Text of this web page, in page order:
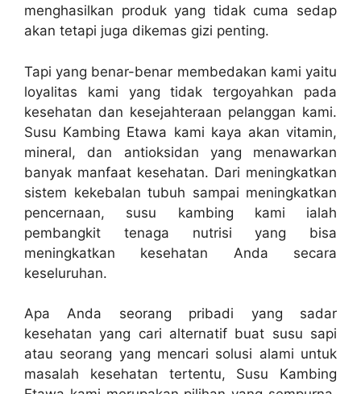
menghasilkan produk yang tidak cuma sedap
akan tetapi juga dikemas gizi penting.
Tapi yang benar-benar membedakan kami yaitu
loyalitas kami yang tidak tergoyahkan pada
kesehatan dan kesejahteraan pelanggan kami.
Susu Kambing Etawa kami kaya akan vitamin,
mineral, dan antioksidan yang menawarkan
banyak manfaat kesehatan. Dari meningkatkan
sistem kekebalan tubuh sampai meningkatkan
pencernaan, susu kambing kami ialah
pembangkit tenaga nutrisi yang bisa
meningkatkan kesehatan Anda secara
keseluruhan.
Apa Anda seorang pribadi yang sadar
kesehatan yang cari alternatif buat susu sapi
atau seorang yang mencari solusi alami untuk
masalah kesehatan tertentu, Susu Kambing